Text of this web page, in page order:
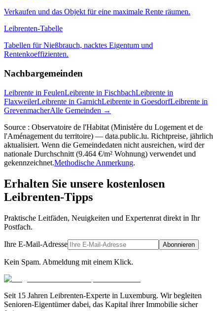
Verkaufen und das Objekt für eine maximale Rente räumen.
Leibrenten-Tabelle
Tabellen für Nießbrauch, nacktes Eigentum und
Rentenkoeffizienten.
Nachbargemeinden
Leibrente in FeulenLeibrente in FischbachLeibrente in
FlaxweilerLeibrente in GarnichLeibrente in GoesdorfLeibrente in
GrevenmacherAlle Gemeinden →
Source : Observatoire de l'Habitat (Ministère du Logement et de
l'Aménagement du territoire) — data.public.lu. Richtpreise, jährlich
aktualisiert. Wenn die Gemeindedaten nicht ausreichen, wird der
nationale Durchschnitt (9.464 €/m² Wohnung) verwendet und
gekennzeichnet.Methodische Anmerkung.
Erhalten Sie unsere kostenlosen
Leibrenten-Tipps
Praktische Leitfäden, Neuigkeiten und Expertenrat direkt in Ihr
Postfach.
Ihre E-Mail-Adresse Abonnieren
Kein Spam. Abmeldung mit einem Klick.
Seit 15 Jahren Leibrenten-Experte in Luxemburg. Wir begleiten
Senioren-Eigentümer dabei, das Kapital ihrer Immobilie sicher